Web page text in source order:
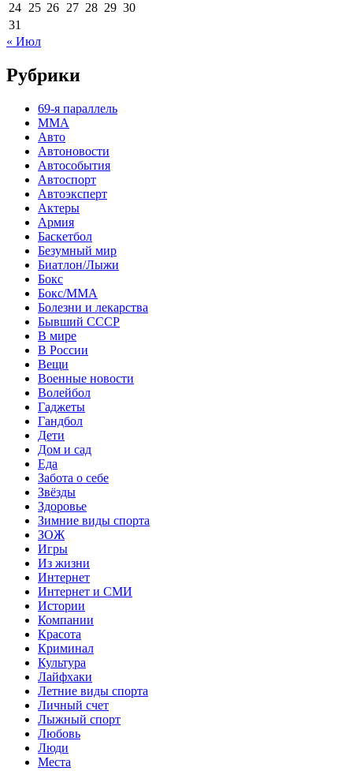
24 25 26 27 28 29 30
31
« Июл
Рубрики
69-я параллель
MMA
Авто
Автоновости
Автособытия
Автоспорт
Автоэксперт
Актеры
Армия
Баскетбол
Безумный мир
Биатлон/Лыжи
Бокс
Бокс/MMA
Болезни и лекарства
Бывший СССР
В мире
В России
Вещи
Военные новости
Волейбол
Гаджеты
Гандбол
Дети
Дом и сад
Еда
Забота о себе
Звёзды
Здоровье
Зимние виды спорта
ЗОЖ
Игры
Из жизни
Интернет
Интернет и СМИ
Истории
Компании
Красота
Криминал
Культура
Лайфхаки
Летние виды спорта
Личный счет
Лыжный спорт
Любовь
Люди
Места